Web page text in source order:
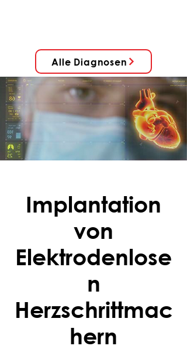
Alle Diagnosen
Implantation
von
Elektrodenlose
n
Herzschrittmac
hern